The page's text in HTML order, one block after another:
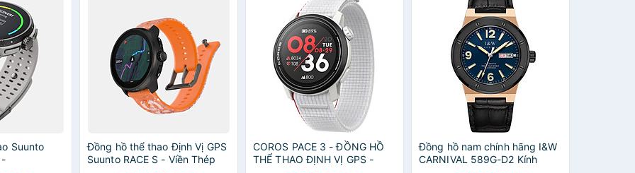
Suunto
-
Đồng hồ thể thao Định Vị GPS
Suunto RACE S - Viền Thép
COROS PACE 3 - ĐỒNG HỒ
THỂ THAO ĐỊNH VỊ GPS -
Đồng hồ nam chính hãng I&W
CARNIVAL 589G-D2 Kính